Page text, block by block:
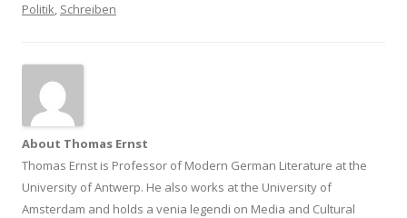
Politik, Schreiben
About Thomas Ernst
Thomas Ernst is Professor of Modern German Literature at the
University of Antwerp. He also works at the University of
Amsterdam and holds a venia legendi on Media and Cultural